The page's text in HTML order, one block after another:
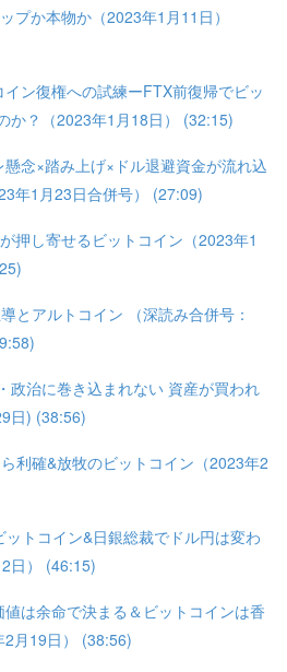
プか本物か（2023年1月11日）
ン復権への試練ーFTX前復帰でビッ
か？（2023年1月18日） (32:15)
念×踏み上げ×ドル退避資金が流れ込
年1月23日合併号） (27:09)
押し寄せるビットコイン（2023年1
とアルトコイン （深読み合併号：
治に巻き込まれない 資産が買われ
日) (38:56)
利確&放牧のビットコイン（2023年2
ットコイン&日銀総裁でドル円は変わ
日） (46:15)
は余命で決まる＆ビットコインは香
月19日） (38:56)